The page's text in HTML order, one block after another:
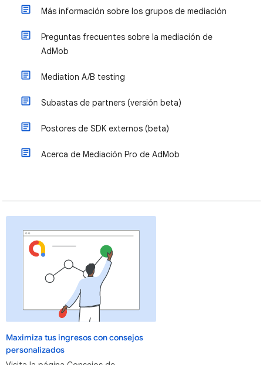
Más información sobre los grupos de mediación
Preguntas frecuentes sobre la mediación de
AdMob
Mediation A/B testing
Subastas de partners (versión beta)
Postores de SDK externos (beta)
Acerca de Mediación Pro de AdMob
Maximiza tus ingresos con consejos
personalizados